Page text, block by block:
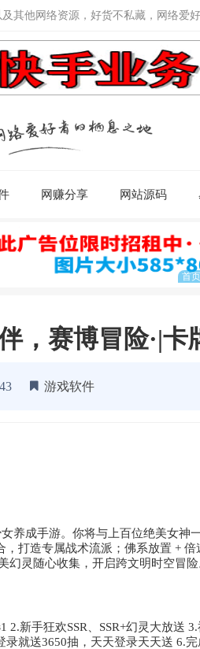
其他网络资源，好货不私藏，网络爱
网赚分享 网站源码
，赛博冒险·|卡
游戏软件
养成手游。你将与上百位绝美女神
打造专属战术流派；佛系放置 +
幻灵随心收集，开启跨文明时空冒险
2.新手狂欢SSR、SSR+幻灵大放送
录就送3650抽，天天登录天天送 6.